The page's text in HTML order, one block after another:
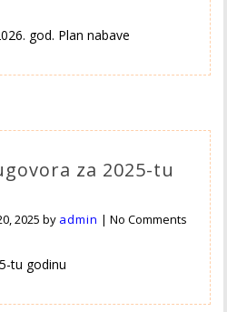
god. Plan nabave
za 2025-tu
2025 by admin |No Comments
tu godinu